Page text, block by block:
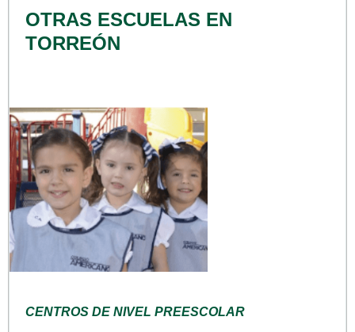
OTRAS ESCUELAS EN
TORREÓN
CENTROS DE NIVEL PREESCOLAR